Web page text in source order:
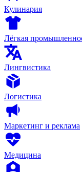
Кулинария
Лёгкая
Лингвистика
Логистика
Маркетинг и реклама
Медицина